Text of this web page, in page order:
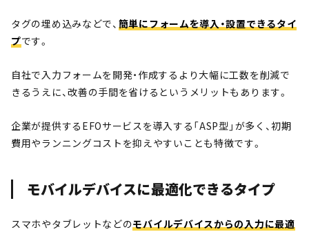
タグの埋め込みなどで、 簡単にフォームを導入・設置できるタイ
プです。
自社で入力フォームを開発・作成するより大幅に工数を削減で
きるうえに、改善の手間を省けるというメリットもあります。
企業が提供するEFOサービスを導入する「ASP型」が多く、初期
費用やランニングコストを抑えやすいことも特徴です。
モバイルデバイスに最適化できるタイプ
スマホやタブレットなどのモバイルデバイスからの入力に最適